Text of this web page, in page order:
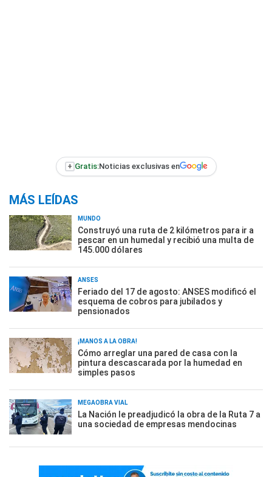
+ Gratis:Noticias exclusivas en
MÁS LEÍDAS
MUNDO
Construyó una ruta de 2 kilómetros para ir a
pescar en un humedal y recibió una multa de
145.000 dólares
ANSES
Feriado del 17 de agosto: ANSES modificó el
esquema de cobros para jubilados y
pensionados
¡MANOS A LA OBRA!
Cómo arreglar una pared de casa con la
pintura descascarada por la humedad en
simples pasos
MEGAOBRA VIAL
La Nación le preadjudicó la obra de la Ruta 7 a
una sociedad de empresas mendocinas